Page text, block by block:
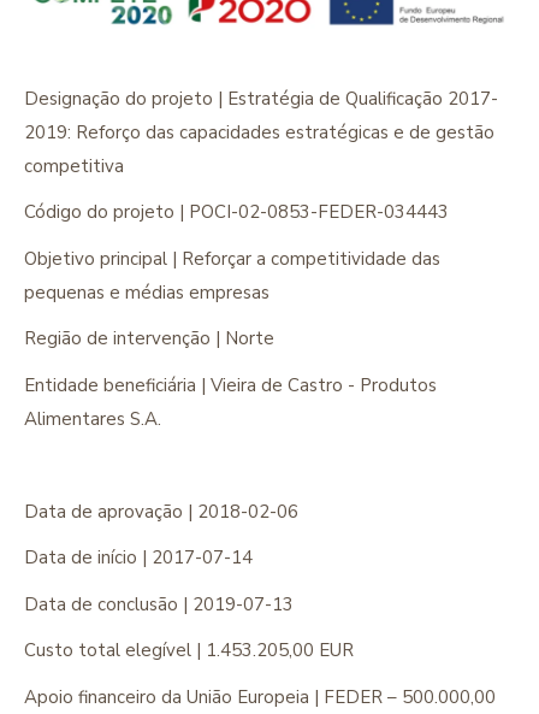
Designação do projeto | Estratégia de Qualificação 2017-
2019: Reforço das capacidades estratégicas e de gestão
competitiva
Código do projeto | POCI-02-0853-FEDER-034443
Objetivo principal | Reforçar a competitividade das
pequenas e médias empresas
Região de intervenção | Norte
Entidade beneficiária | Vieira de Castro - Produtos
Alimentares S.A.
Data de aprovação | 2018-02-06
Data de início | 2017-07-14
Data de conclusão | 2019-07-13
Custo total elegível | 1.453.205,00 EUR
Apoio financeiro da União Europeia | FEDER – 500.000,00